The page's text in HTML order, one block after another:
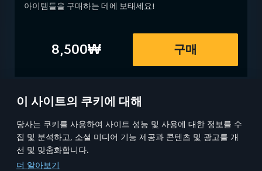
이 사이트의 쿠키에 대해
당사는 쿠키를 사용하여 사이트 성능 및 사용에 대한 정보를 수
집 및 분석하고, 소셜 미디어 기능 제공과 콘텐츠 및 광고를 개
선 및 맞춤화합니다.
더 알아보기
아이템들을 구매하는 데에 보태세요!
8,500₩ 구매